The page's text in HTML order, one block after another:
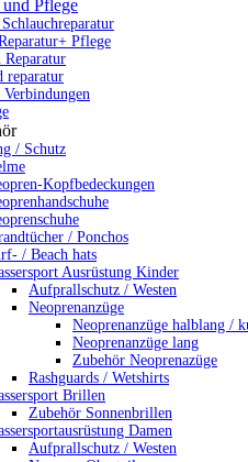
Pflege
Pflege
Reparatur
reparatur
/ Schutz
Kopfbedeckungen
/ Ponchos
/ Beach hats
Ausrüstung Kinder
Aufprallschutz / Westen
Neoprenanzüge
Neoprenanzüge halblang /
Neoprenanzüge lang
Zubehör Neoprenazüge
Rashguards / Wetshirts
Brillen
Zubehör Sonnenbrillen
Damen
Aufprallschutz / Westen